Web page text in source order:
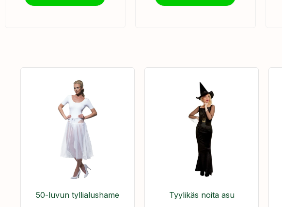
50-luvun tyllialushame Tyylikäs noita asu